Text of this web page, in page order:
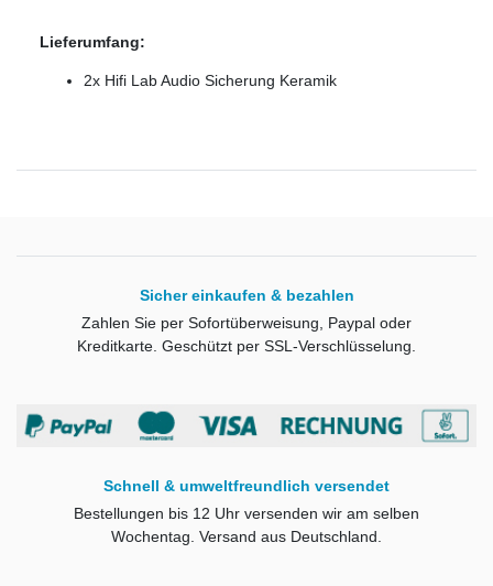
Lieferumfang:
2x Hifi Lab Audio Sicherung Keramik
Sicher einkaufen & bezahlen
Zahlen Sie per Sofortüberweisung, Paypal oder
Kreditkarte. Geschützt per SSL-Verschlüsselung.
Schnell & umweltfreundlich versendet
Bestellungen bis 12 Uhr versenden wir am selben
Wochentag. Versand aus Deutschland.